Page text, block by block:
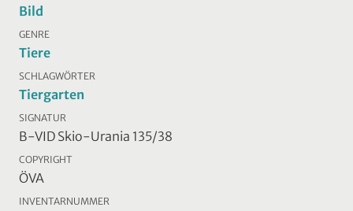
Bild
GENRE
Tiere
SCHLAGWÖRTER
Tiergarten
SIGNATUR
B-VID Skio-Urania 135/38
COPYRIGHT
ÖVA
INVENTARNUMMER